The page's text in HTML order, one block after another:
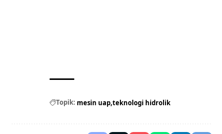
Topik: mesin uap teknologi hidrolik